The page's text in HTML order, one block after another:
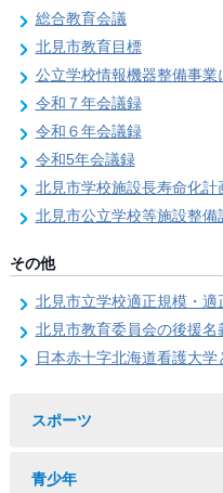
総合教育会議
北見市教育目標
公立学校情報機器整備事
令和７年会議録
令和６年会議録
令和5年会議録
北見市学校施設長寿命化計
北見市公立学校等施設整備
その他
北見市立学校適正規模・適
北見市教育委員会の後援名
日本赤十字北海道看護大学と北見
スポーツ
青少年